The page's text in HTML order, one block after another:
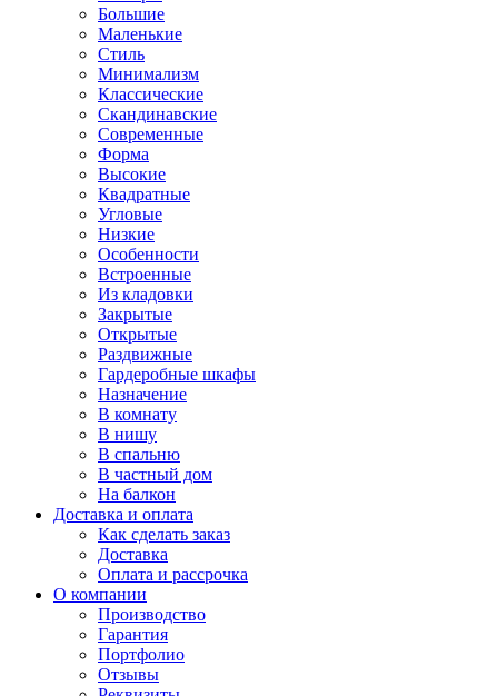
Большие
Маленькие
Стиль
Минимализм
Классические
Скандинавские
Современные
Форма
Высокие
Квадратные
Угловые
Низкие
Особенности
Встроенные
Из кладовки
Закрытые
Открытые
Раздвижные
Гардеробные шкафы
Назначение
В комнату
В нишу
В спальню
В частный дом
На балкон
Доставка и оплата
Как сделать заказ
Доставка
Оплата и рассрочка
О компании
Производство
Гарантия
Портфолио
Отзывы